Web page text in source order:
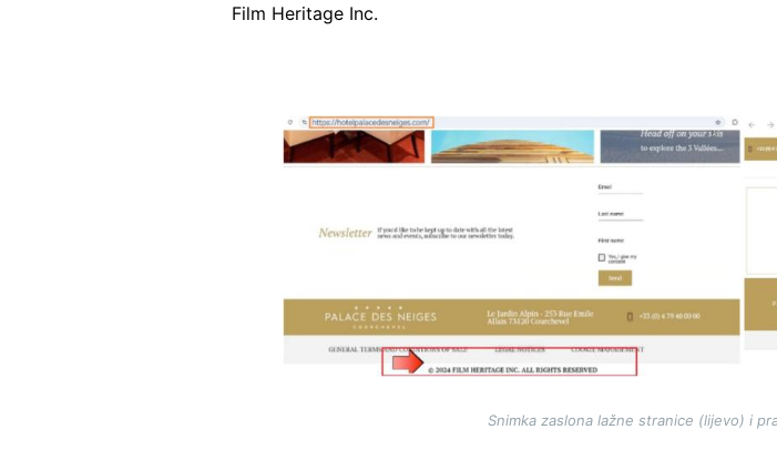
Film Heritage Inc.
Image
Snimka zaslona lažne stranice (lijevo) i